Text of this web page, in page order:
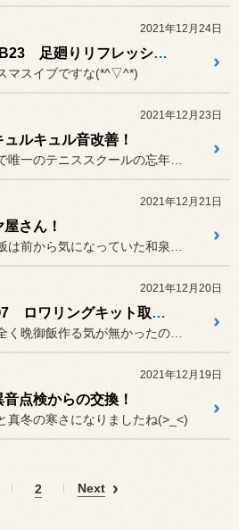
2021年12月24日
ジムニーJB23 足廻りリフレッシュ！
マスイブですな(*^▽^*)
2021年12月23日
ルキュル音改善！
2021年12月21日
さん！
2021年12月20日
アウディQ7 ロワリングキット取り付け！
2021年12月19日
点検からの交換！
真冬の寒さになりましたね(>_<)
2 Next